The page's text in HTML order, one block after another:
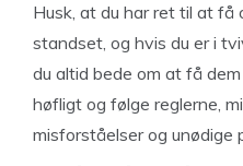
Husk, at du har ret til at
standset, og hvis du er i
du altid bede om at få
høfligt og følge reglerne,
misforståelser og unødige